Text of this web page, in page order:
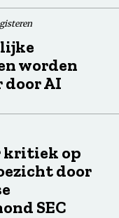
gisteren
worden
AI
kritiek op
door
SEC